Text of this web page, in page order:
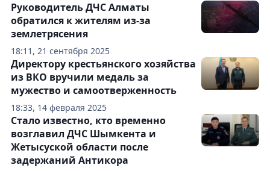
18:11, 21 сентября 2025
Руководитель ДЧС Алматы
обратился к жителям из-за
землетрясения
18:33, 14 февраля 2025
Директору крестьянского хозяйства
из ВКО вручили медаль за
мужество и самоотверженность
Стало известно, кто временно
возглавил ДЧС Шымкента и
Жетысуской области после
задержаний Антикора